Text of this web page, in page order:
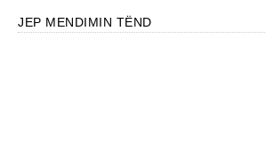
JEP MENDIMIN TËND